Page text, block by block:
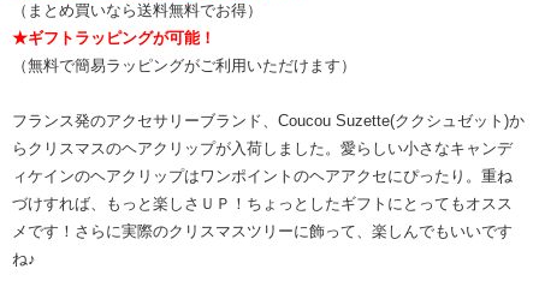
（まとめ買いなら送料無料でお得）
★ギフトラッピングが可能！
（無料で簡易ラッピングがご利用いただけます）
フランス発のアクセサリーブランド、Coucou Suzette(ククシュゼット)か
らクリスマスのヘアクリップが入荷しました。愛らしい小さなキャンデ
ィケインのヘアクリップはワンポイントのヘアアクセにぴったり。重ね
づけすれば、もっと楽しさＵＰ！ちょっとしたギフトにとってもオスス
メです！さらに実際のクリスマスツリーに飾って、楽しんでもいいです
ね♪